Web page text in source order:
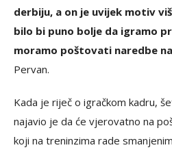
derbiju, a on je uvijek motiv
bilo bi puno bolje da igramo
moramo poštovati naredbe
Pervan.
Kada je riječ o igračkom kadru,
najavio je da će vjerovatno na
koji na treninzima rade